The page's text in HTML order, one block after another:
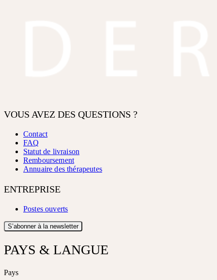
VOUS AVEZ DES QUESTIONS ?
Contact
FAQ
Statut de livraison
Remboursement
Annuaire des thérapeutes
ENTREPRISE
Postes ouverts
S’abonner à la newsletter
PAYS & LANGUE
Pays